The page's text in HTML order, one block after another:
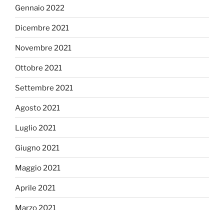
Gennaio 2022
Dicembre 2021
Novembre 2021
Ottobre 2021
Settembre 2021
Agosto 2021
Luglio 2021
Giugno 2021
Maggio 2021
Aprile 2021
Marzo 2021